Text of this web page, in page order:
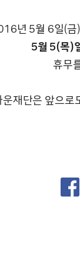
년 5월 6일(금
5월 5(목)
휴무
운재단은 앞으로